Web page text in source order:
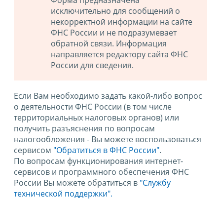
исключительно для сообщений о
некорректной информации на сайте
ФНС России и не подразумевает
обратной связи. Информация
направляется редактору сайта ФНС
России для сведения.
Если Вам необходимо задать какой-либо вопрос
о деятельности ФНС России (в том числе
территориальных налоговых органов) или
получить разъяснения по вопросам
налогообложения - Вы можете воспользоваться
сервисом "Обратиться в ФНС России".
По вопросам функционирования интернет-
сервисов и программного обеспечения ФНС
России Вы можете обратиться в "Службу
технической поддержки".